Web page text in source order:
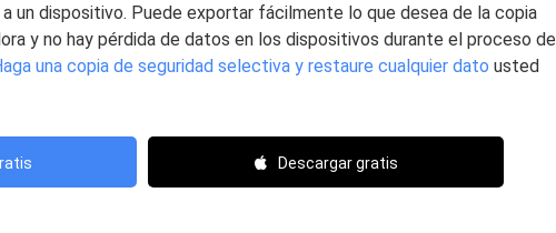
un dispositivo. Puede exportar fácilmente lo que desea de la copia
y no hay pérdida de datos en los dispositivos durante el proceso de
una copia de seguridad selectiva y restaure cualquier dato usted
Descargar gratis